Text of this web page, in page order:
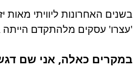
בשנים האחרונות ליוויתי
'עצרו' עסקים מלהתקדם הייתה
במקרים כאלה, אני שם דגש על 3 דברים